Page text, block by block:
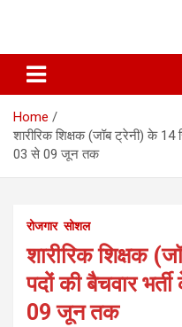
Home
शारीरिक शिक्षक (जॉब ट्रेनी) के 14
03 से 09 जून तक
रोजगार सोशल
शारीरिक शिक्षक
पदों की बैचवार
09 जून तक